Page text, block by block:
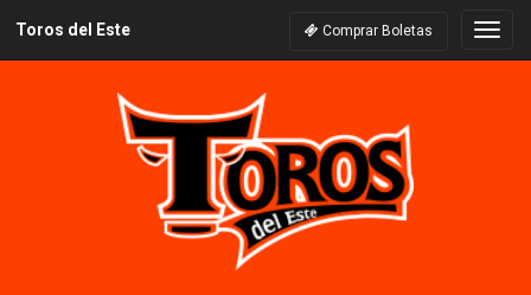
Toros del Este Comprar Boletas